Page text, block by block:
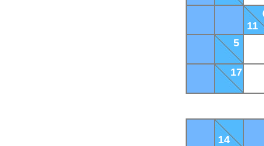
11
5
17
14